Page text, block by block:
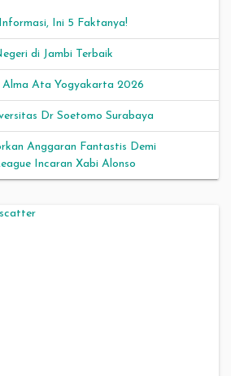
Ini 5 Faktanya!
di Jambi Terbaik
Alma Ata Yogyakarta 2026
Dr Soetomo Surabaya
Anggaran Fantastis Demi
Incaran Xabi Alonso